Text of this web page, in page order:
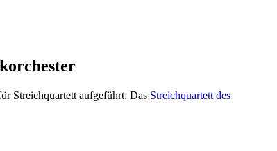
Streichquartett aufgeführt. Das Streichquartett des